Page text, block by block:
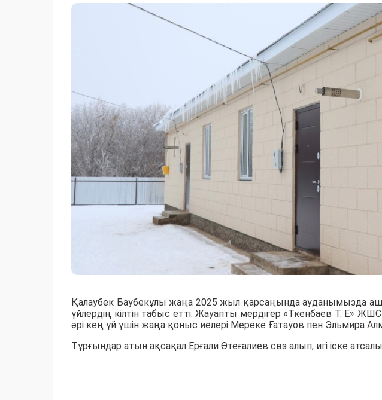
Қалаубек Баубекұлы жаңа 2025 жыл қарсаңында ауданымызда
үйлердің кілтін табыс етті. Жауапты мердігер «Ткенбаев Т. Е»
әрі кең үй үшін жаңа қоныс иелері Мереке Ғатауов пен Эльмира
Тұрғындар атын ақсақал Ерғали Өтеғалиев сөз алып, игі іске